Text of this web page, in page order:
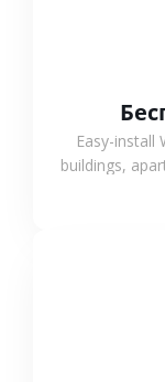
Easy-install
buildings,